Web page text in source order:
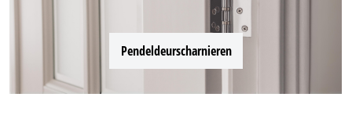
Pendeldeurscharnieren